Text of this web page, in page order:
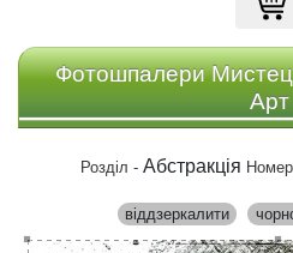
Фотошпалери
Арт
Розділ -Абстракція
віддзеркалити